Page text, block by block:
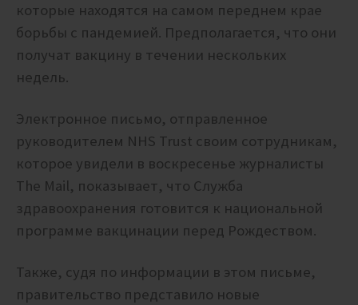
которые находятся на самом переднем крае
борьбы с пандемией. Предполагается, что они
получат вакцину в течении нескольких
недель.
Электронное письмо, отправленное
руководителем NHS Trust своим сотрудникам,
которое увидели в воскресенье журналисты
The Mail, показывает, что Служба
здравоохранения готовится к национальной
программе вакцинации перед Рождеством.
Также, судя по информации в этом письме,
правительство представило новые